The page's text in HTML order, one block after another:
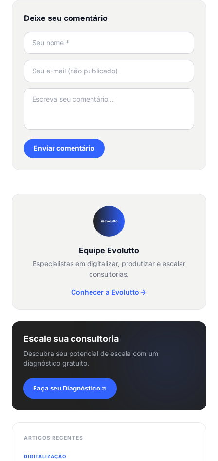
Deixe seu comentário
Enviar comentário
Equipe Evolutto
Especialistas em digitalizar, produtizar e escalar
consultorias.
Conhecer a Evolutto
Escale sua consultoria
Descubra seu potencial de escala com um
diagnóstico gratuito.
Faça seu Diagnóstico
ARTIGOS RECENTES
DIGITALIZAÇÃO